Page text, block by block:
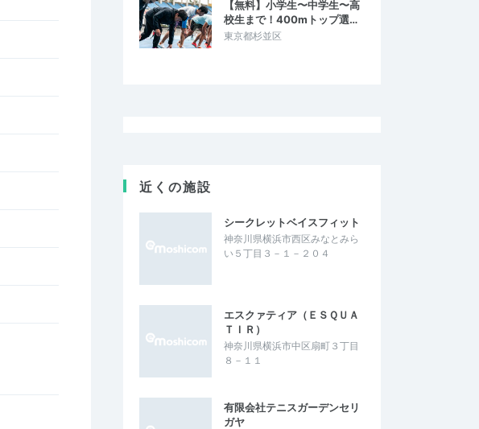
【無料】小学生〜中学生〜高
校生まで！400mトップ選…
東京都杉並区
近くの施設
シークレットベイスフィット
神奈川県横浜市西区みなとみら
い５丁目３－１－２０４
エスクァティア（ＥＳＱＵＡ
ＴＩＲ）
神奈川県横浜市中区扇町３丁目
８－１１
有限会社テニスガーデンセリ
ガヤ